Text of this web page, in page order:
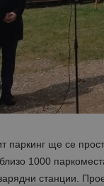
паркинг ще се
1000
станции.